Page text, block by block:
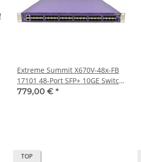
Extreme Summit X670V-48x-FB
17101 48-Port SFP+ 10GE Switch
+Rack Ears
779,00 €*
TOP